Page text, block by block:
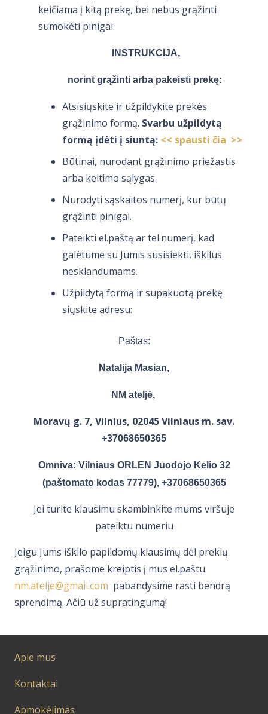
keičiama į kitą prekę, bei nebus grąžinti
sumokėti pinigai.
INSTRUKCIJA,
norint grąžinti arba pakeisti prekę:
Atsisiųskite ir užpildykite prekės
grąžinimo formą. Svarbu užpildytą
formą įdėti į siuntą: << spausti čia >>
Būtinai, nurodant grąžinimo priežastis
arba keitimo sąlygas.
Nurodyti sąskaitos numerį, kur būtų
grąžinti pinigai.
Pateikti el.paštą ar tel.numerį, kad
galėtume su Jumis susisiekti, iškilus
nesklandumams.
Užpildytą formą ir supakuotą prekę
siųskite adresu:
Paštas:
Natalija Masian,
NM ateljė,
Moravų g. 7, Vilnius, 02045 Vilniaus m. sav.
+37068650365
Omniva: Vilniaus ORLEN Juodojo Kelio 32
(paštomato kodas 77779), +37068650365
Jei turite klausimu skambinkite mums viršuje
pateiktu numeriu
Jeigu Jums iškilo papildomų klausimų dėl prekių
grąžinimo, prašome kreiptis į mus el.paštu
nm.atelje@gmail.com pabandysime rasti bendrą
sprendimą. Ačiū už supratingumą!
Apie mus
Kontaktai
Apmokėjimas